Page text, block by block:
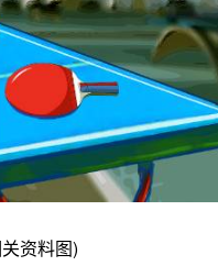
资料图)